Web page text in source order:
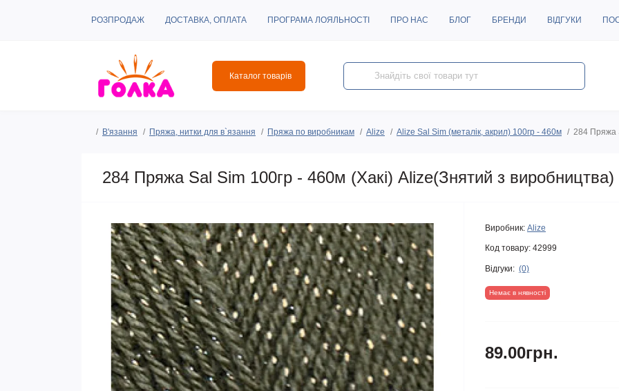
РОЗПРОДАЖ ДОСТАВКА, ОПЛАТА ПРОГРАМА ЛОЯЛЬНОСТІ ПРО НАС БЛОГ БРЕНДИ ВІДГУКИ
Каталог товарів
В'язання Пряжа, нитки для в`язання Пряжа по виробникам Alize Alize Sal Sim (металік, акрил) 100гр - 460м 284 Пряжа
284 Пряжа Sal Sim 100гр - 460м (Хакі) Alize(Знятий з виробництва)
Виробник: Alize
Код товару: 42999
Відгуки: (0)
Немає в нявності
89.00грн.